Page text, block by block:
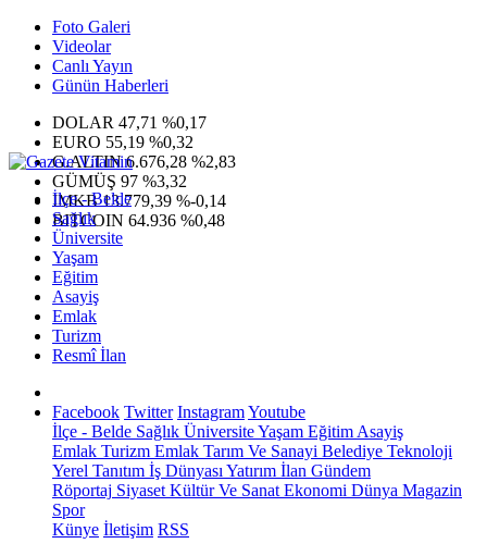
Foto Galeri
Videolar
Canlı Yayın
Günün Haberleri
DOLAR 47,71 %0,17
EURO 55,19 %0,32
G.ALTIN6.676,28 %2,83
GÜMÜŞ 97 %3,32
IMKB13.779,39 %-0,14
BITCOIN 64.936 %0,48
İlçe - Belde
Sağlık
Üniversite
Yaşam
Eğitim
Asayiş
Emlak
Turizm
Resmî İlan
Facebook Twitter InstagramYoutube
İlçe - Belde Sağlık ÜniversiteYaşam Eğitim Asayiş
Emlak Turizm Emlak Tarım Ve Sanayi Belediye Teknoloji
Yerel Tanıtım İş Dünyası Yatırım İlan Gündem
Röportaj Siyaset Kültür Ve Sanat Ekonomi Dünya Magazin
Spor
Künye İletişim RSS